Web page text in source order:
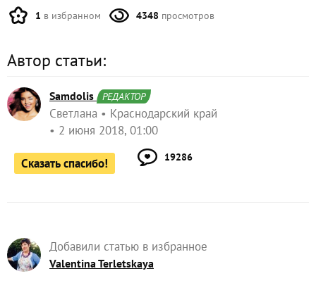
1 в избранном 4348 просмотров
Автор статьи:
Samdolis РЕДАКТОР
Светлана
Краснодарский край
2 июня 2018, 01:00
Сказать спасибо! 19286
Добавили статью в избранное
Valentina Terletskaya